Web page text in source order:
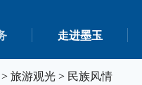
走进墨玉
> 旅游观光 > 民族风情